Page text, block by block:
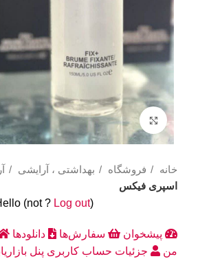
Click to enlarge
خانه فروشگاه بهداشتی ، آرایشی
اسپری فیکس
(not? Log out)
پیشخوان سفارش‌ها دانلودها
من
جزئیات حساب کاربری پنل